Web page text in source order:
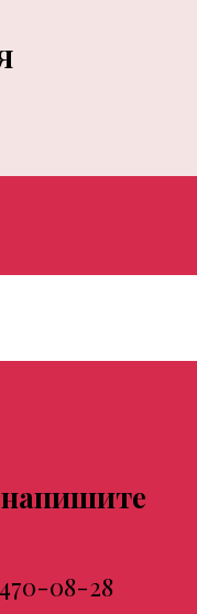
470-08-28